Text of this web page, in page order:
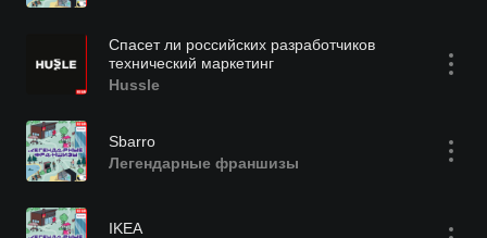
Спасет ли российских разработчиков
технический маркетинг
Hussle
Sbarro
Легендарные франшизы
IKEA